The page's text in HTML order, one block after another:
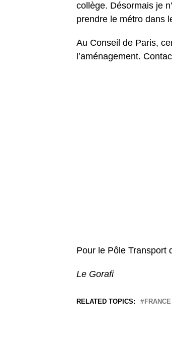
collège. Désormais je
prendre le métro dans
Au Conseil de Paris,
l’aménagement.
Pour le Pôle Transport
Le Gorafi
RELATED TOPICS: FRANCE